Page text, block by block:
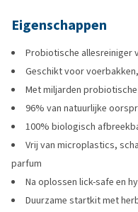
Eigenschappen
Probiotische allesreiniger
Geschikt voor
Met miljarden
96% van natuurlijke
100% biologisch
Vrij van microplastics,
parfum
Na oplossen lick-safe en
Duurzame startkit met